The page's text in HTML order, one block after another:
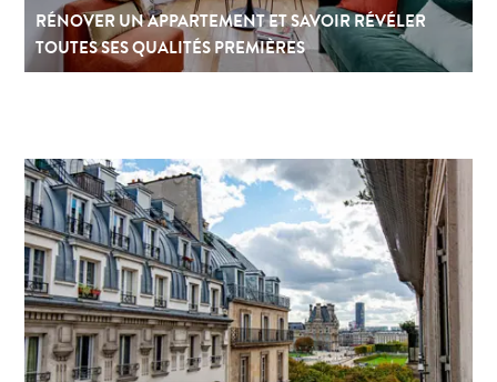
RÉNOVER UN APPARTEMENT ET SAVOIR RÉVÉLER
TOUTES SES QUALITÉS PREMIÈRES